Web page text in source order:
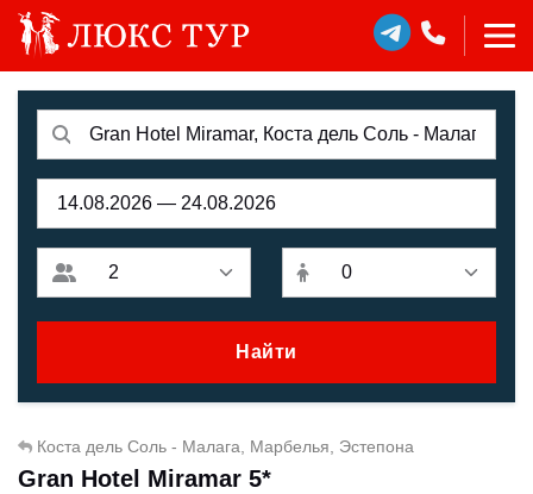
Найти
Коста дель Соль - Малага, Марбелья, Эстепона
Gran Hotel Miramar 5*